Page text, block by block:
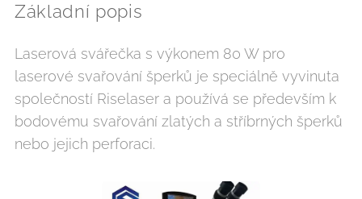
Základní popis
Laserová svářečka s výkonem 80 W pro
laserové svařování šperků je speciálně vyvinuta
společností Riselaser a používá se především k
bodovému svařování zlatých a stříbrných šperků
nebo jejich perforaci.